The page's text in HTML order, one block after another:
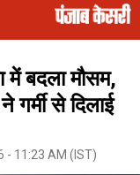
बदला मौसम,
से दिलाई
- 11:23 AM (IST)